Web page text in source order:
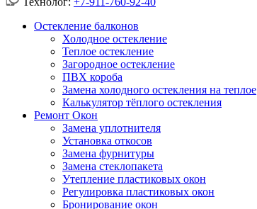
Остекление балконов
Холодное остекление
Теплое остекление
Загородное остекление
ПВХ короба
Замена холодного остекления на теплое
Калькулятор тёплого остекления
Ремонт Окон
Замена уплотнителя
Установка откосов
Замена фурнитуры
Замена стеклопакета
Утепление пластиковых окон
Регулировка пластиковых окон
Бронирование окон